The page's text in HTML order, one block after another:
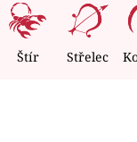
Štír Střelec